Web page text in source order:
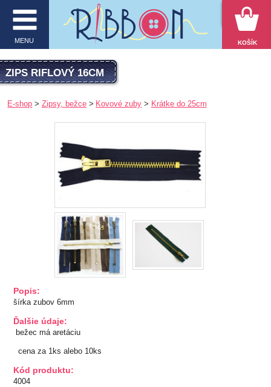
VYHĽADÁVANIE
MENU
O firme
Obchodné podmienky
Ochrana osobných údajov
KATEGÓRIE PRODUKTOV
TIPY NA DARČEKY
Zľavnené
Aplikácie
Bižutérny kútik
MENU KOŠÍK
ZIPS RIFLOVÝ 16CM
E-shop Zipsy, bežce Kovové zuby Krátke do 25cm
Popis:
šírka zubov 6mm
Ďalšie údaje:
bežec má aretáciu
cena za 1ks alebo 10ks
Kód produktu:
4004